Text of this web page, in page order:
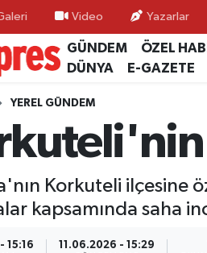
Video Yazarlar
GÜNDEM ÖZEL
DÜNYA
E-GAZETE
YEREL GÜNDEM
Korkuteli ilçesine
kapsamında saha
15:16 11.06.2026 - 15:29
ve Fikstür